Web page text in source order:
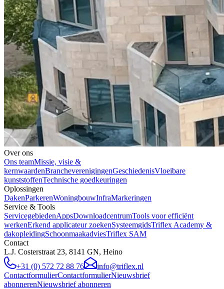
Over ons
Ons teamMissie, visie &
kernwaardenBrancheverenigingenGeschiedenisVloeibare
kunststoffenTechnische goedkeuringen
Oplossingen
DakenParkerenWoningbouwInfraMarkeringen
Service & Tools
ServicegebiedenAppsDownloadcentrumTools voor efficiënt
werkenErkend applicateur zoekenSysteemgidsTriflex Academy &
dakopleidingSchoonmaakadviesTriflex SAM
Contact
L.J. Costerstraat 23, 8141 GN, Heino
+31 (0) 572 72 88 76
info@triflex.nl
ContactformulierContactformulierNieuwsbrief
abonnerenNieuwsbrief abonneren